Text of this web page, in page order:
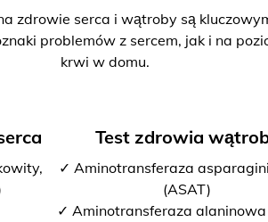
zdrowie serca i wątroby są
problemów z sercem, jak i na
krwi w domu.
Test zdrowia
✓ Aminotransferaza
(ASAT)
✓ Aminotransferaza alaninowa